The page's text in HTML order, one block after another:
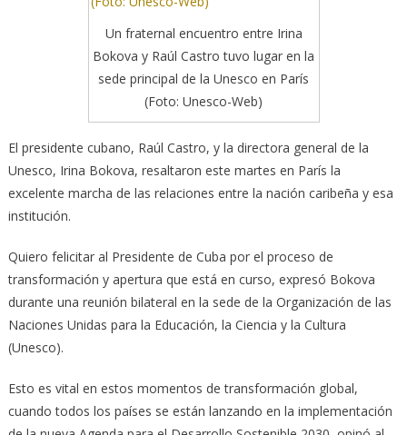
Un fraternal encuentro entre Irina
Bokova y Raúl Castro tuvo lugar en la
sede principal de la Unesco en París
(Foto: Unesco-Web)
El presidente cubano, Raúl Castro, y la directora general de la
Unesco, Irina Bokova, resaltaron este martes en París la
excelente marcha de las relaciones entre la nación caribeña y esa
institución.
Quiero felicitar al Presidente de Cuba por el proceso de
transformación y apertura que está en curso, expresó Bokova
durante una reunión bilateral en la sede de la Organización de las
Naciones Unidas para la Educación, la Ciencia y la Cultura
(Unesco).
Esto es vital en estos momentos de transformación global,
cuando todos los países se están lanzando en la implementación